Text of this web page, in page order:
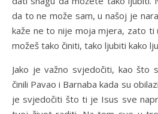
da to ne može sam, u našoj je
kaže ne to nije moja mjera, zato ti
možeš tako činiti, tako ljubiti kako
Jako je važno svjedočiti, kao što
činili Pavao i Barnaba kada su
je svjedočiti što ti je Isus sve